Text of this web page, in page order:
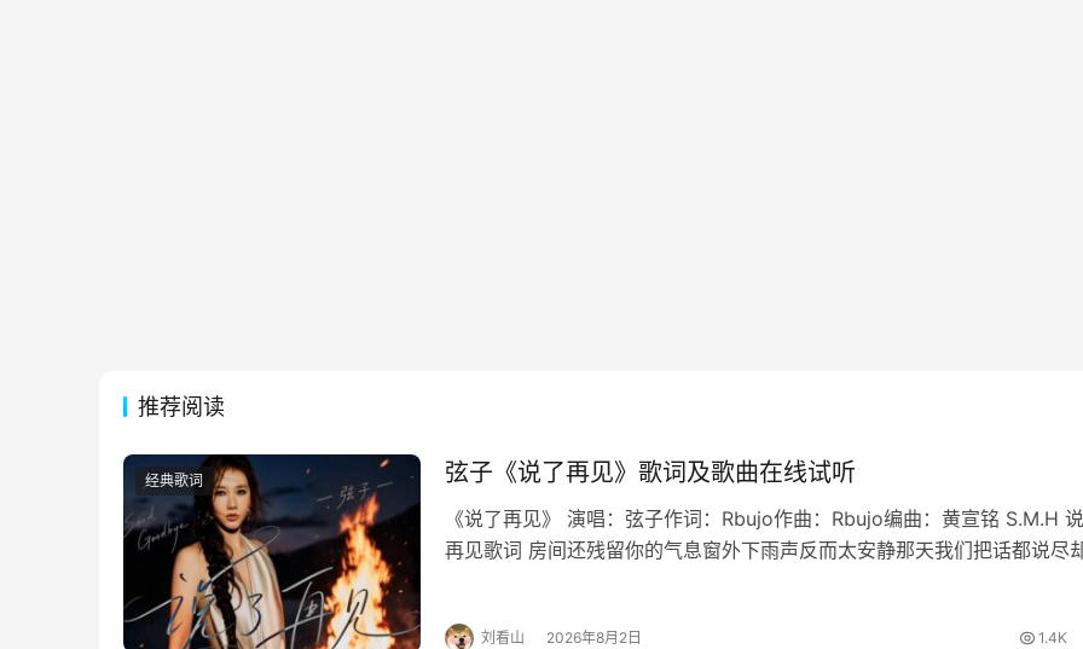
推荐阅读
经典歌词 弦子《说了再见》歌词及歌曲在线试听
《说了再见》 演唱：弦子作词：Rbujo作曲：Rbujo编曲：黄宣铭 S.M.H
再见歌词 房间还残留你的气息窗外下雨声反而太安静那天我们把话都说尽
刘看山 2026年8月2日 1.4K